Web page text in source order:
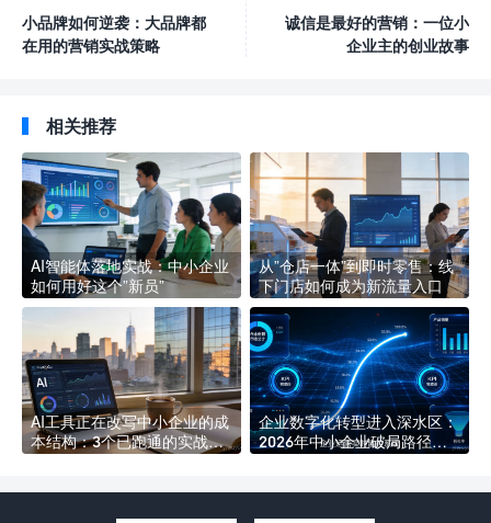
小品牌如何逆袭：大品牌都
在用的营销实战策略
诚信是最好的营销：一位小
企业主的创业故事
相关推荐
AI智能体落地实战：中小企业
如何用好这个”新员”
从”仓店一体”到即时零售：线
下门店如何成为新流量入口
AI工具正在改写中小企业的成
本结构：3个已跑通的实战场
企业数字化转型进入深水区：
2026年中小企业破局路径分